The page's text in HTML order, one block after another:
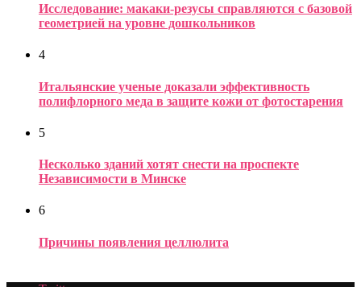
Исследование: макаки-резусы справляются с базовой
геометрией на уровне дошкольников
4
Итальянские ученые доказали эффективность
полифлорного меда в защите кожи от фотостарения
5
Несколько зданий хотят снести на проспекте
Независимости в Минске
6
Причины появления целлюлита